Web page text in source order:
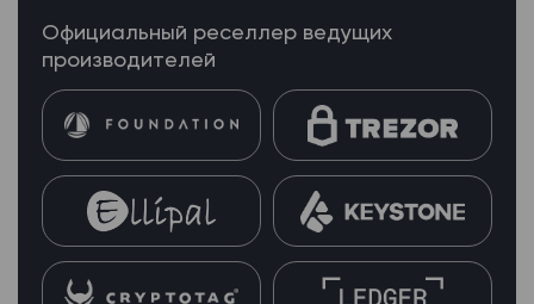
Официальный реселлер ведущих
производителей